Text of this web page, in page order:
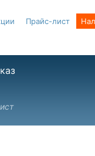
Прайс-лист